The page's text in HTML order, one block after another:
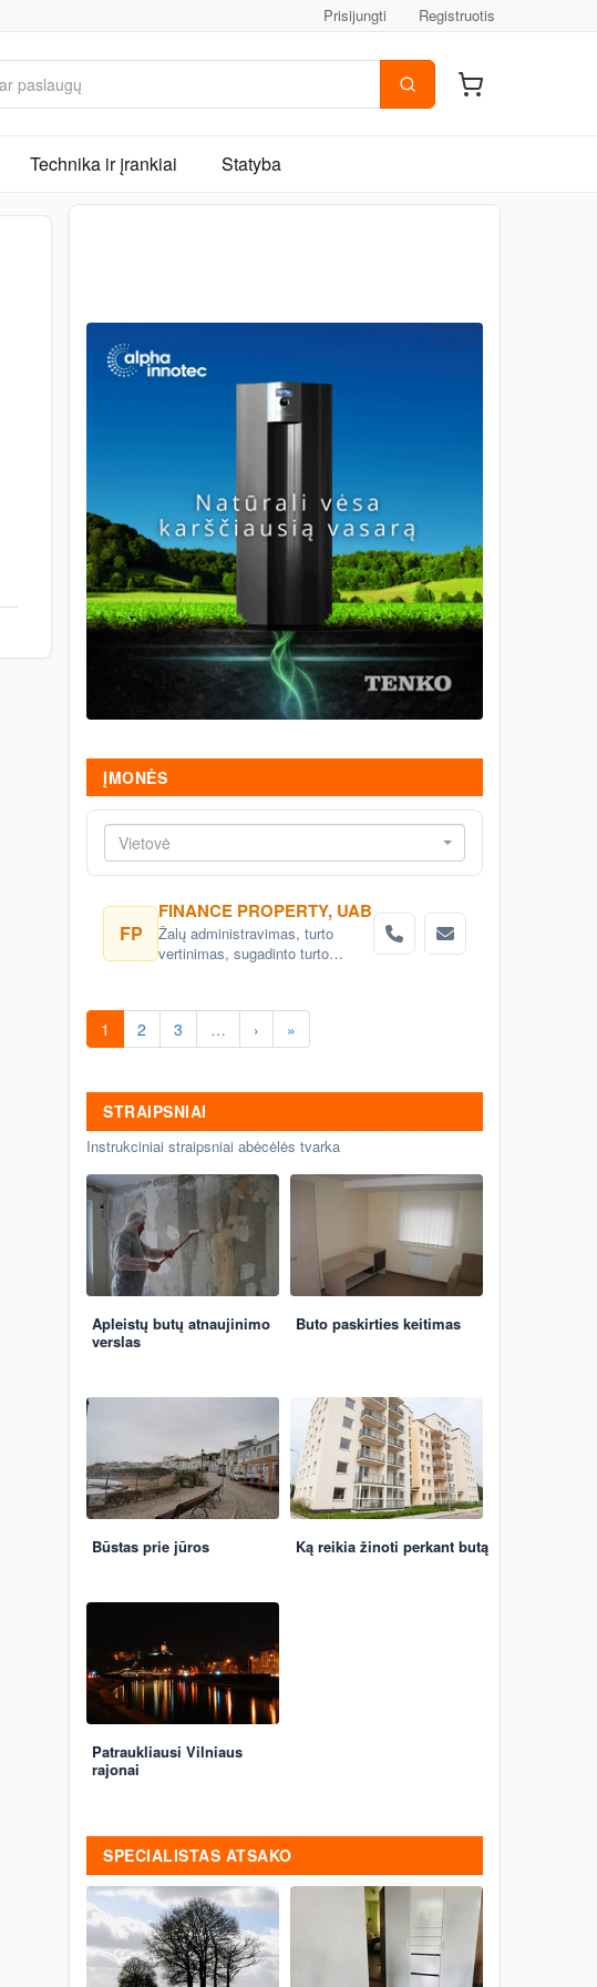
Prisijungti Registruotis
Technika ir įrankiai Statyba
ĮMONĖS
Vietovė
FP
FINANCE PROPERTY, UAB
Žalų administravimas, turto
vertinimas, sugadinto turto
1 2 3 … › »
STRAIPSNIAI
Instrukciniai straipsniai abėcėlės tvarka
Apleistų butų atnaujinimo
verslas
Buto paskirties keitimas
Būstas prie jūros Ką reikia žinoti perkant butą
Patraukliausi Vilniaus
rajonai
SPECIALISTAS ATSAKO